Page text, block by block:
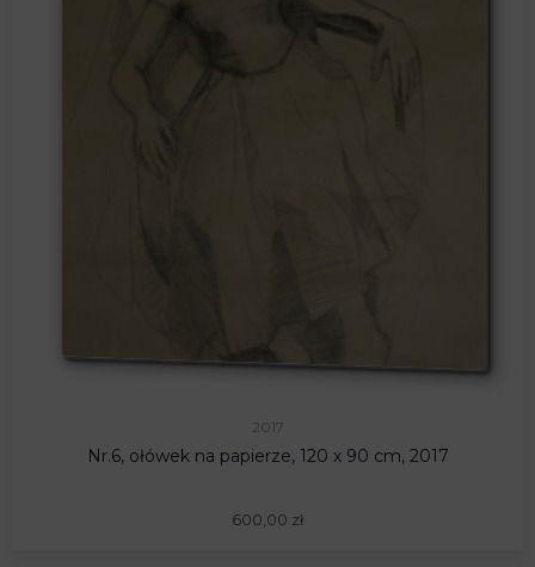
2017
Nr.6, ołówek na papierze, 120 x 90 cm, 2017
600,00 zł